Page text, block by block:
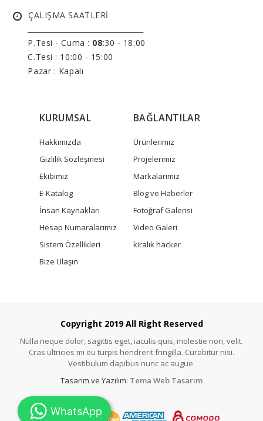
ÇALIŞMA SAATLERİ
P.Tesi - Cuma : 08:30 - 18:00
C.Tesi : 10:00 - 15:00
Pazar : Kapalı
KURUMSAL
Hakkımızda
Gizlilik Sözleşmesi
Ekibimiz
E-Katalog
İnsan Kaynakları
Hesap Numaralarımız
Sistem Özellikleri
Bize Ulaşın
BAĞLANTILAR
Ürünlerimiz
Projelerimiz
Markalarımız
Blog ve Haberler
Fotoğraf Galerisi
Video Galeri
kiralık hacker
Copyright 2019 All Right Reserved
Nulla neque dolor, sagittis eget, iaculis quis, molestie non, velit.
Cras ultricies mi eu turpis hendrerit fringilla. Curabitur nisi.
Vestibulum dapibus nunc ac augue.
Tasarım ve Yazılım: Tema Web Tasarım
WhatsApp